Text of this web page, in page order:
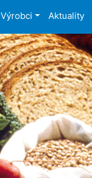
Výrobci Aktuality